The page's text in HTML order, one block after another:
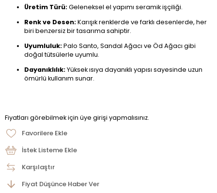
Üretim Türü:Geleneksel el yapımı seramik işçiliği.
Renk ve Desen:Karışık renklerde ve farklı desenlerde, her
biri benzersiz bir tasarıma sahiptir.
Uyumluluk:Palo Santo, Sandal Ağacı ve Öd Ağacı gibi
doğal tütsülerle uyumlu.
Dayanıklılık:Yüksek ısıya dayanıklı yapısı sayesinde uzun
ömürlü kullanım sunar.
Fiyatları görebilmek için üye girişi yapmalısınız.
Favorilere Ekle
İstek Listeme Ekle
Karşılaştır
Fiyat Düşünce Haber Ver